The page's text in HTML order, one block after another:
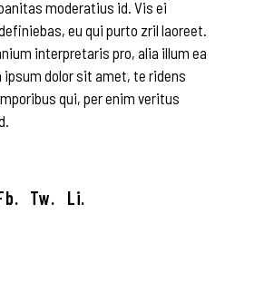
moderatius id. Vis ei
eu qui purto zril laoreet.
interpretaris pro, alia illum ea
ipsum dolor sit amet, te ridens
qui, per enim veritus
Tw. Li.